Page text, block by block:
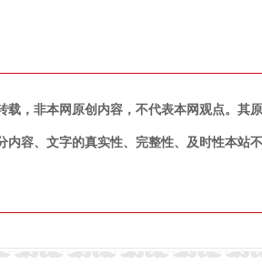
载，非本网原创内容，不代表本网观点。其
内容、文字的真实性、完整性、及时性本站